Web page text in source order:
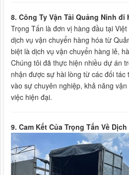
8. Công Ty Vận Tải Quảng Ninh đi
Trọng Tấn là đơn vị hàng đầu tại
dịch vụ vận chuyển hàng hóa từ
biệt là dịch vụ vận chuyển hàng lẻ,
Chúng tôi đã thực hiện nhiều dự án
nhận được sự hài lòng từ các đối
vào sự chuyên nghiệp, khả năng
việc hiện đại.
9. Cam Kết Của Trọng Tấn Về